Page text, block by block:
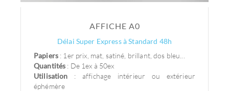
AFFICHE A0
Délai Super Express à Standard 48h
Papiers : 1er prix, mat, satiné, brillant, dos bleu...
Quantités : De 1ex à 50ex
Utilisation : affichage intérieur ou extérieur
éphémère